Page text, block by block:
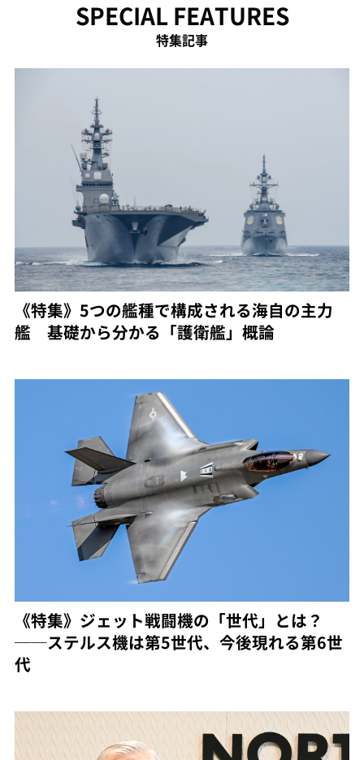
SPECIAL FEATURES
特集記事
《特集》5つの艦種で構成される海自の主力
艦 基礎から分かる「護衛艦」概論
《特集》ジェット戦闘機の「世代」とは？
──ステルス機は第5世代、今後現れる第6世
代